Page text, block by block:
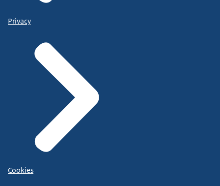
Privacy
Cookies